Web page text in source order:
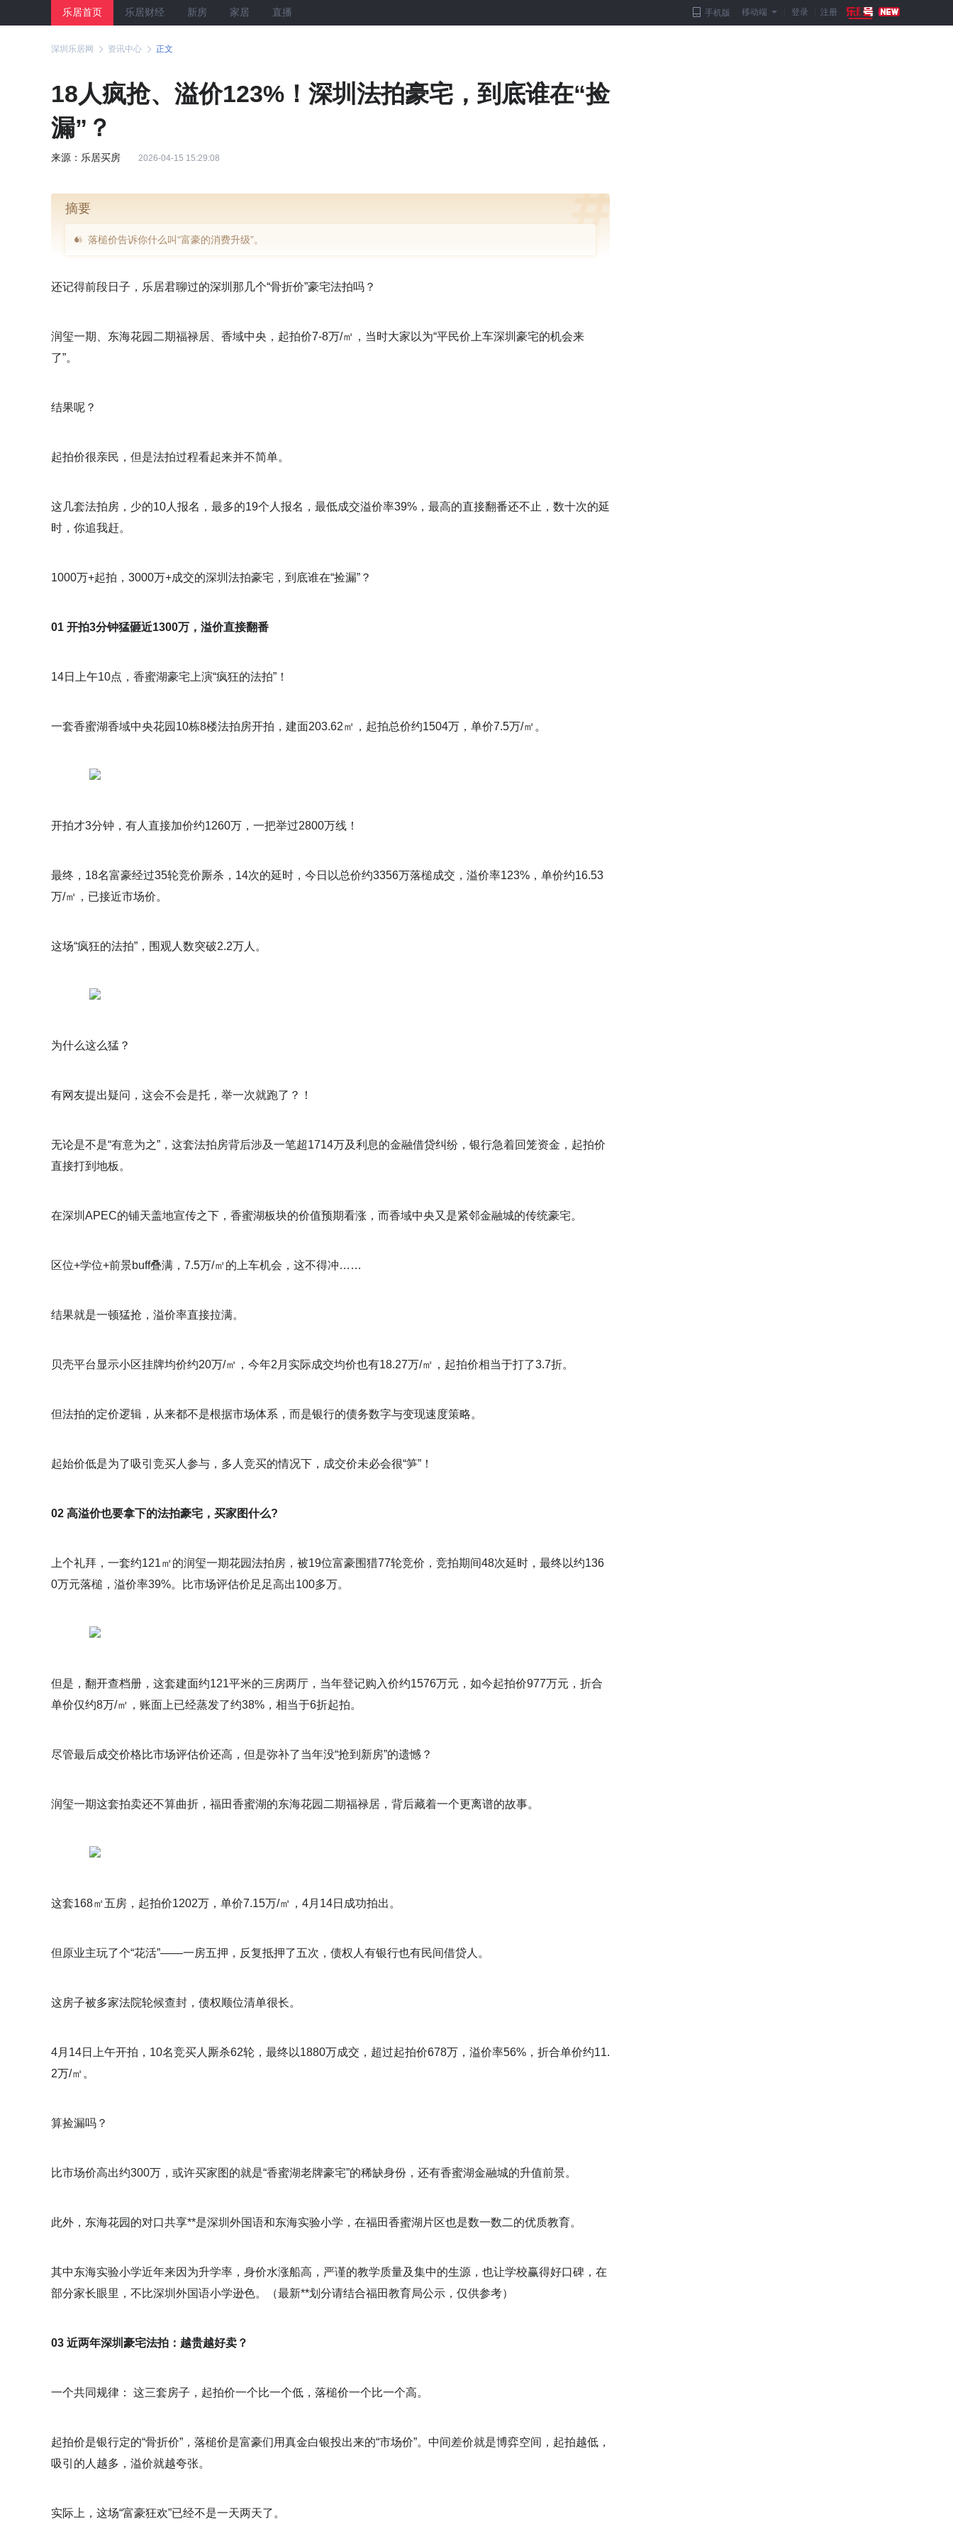
乐居首页 乐居财经 新房 家居 直播 手机版 移动端 登录 注册
深圳乐居网 资讯中心 正文
18人疯抢、溢价123%！深圳法拍豪宅，到底谁在“捡
漏”？
来源：乐居买房 2026-04-15 15:29:08
摘要
落槌价告诉你什么叫“富豪的消费升级”。
还记得前段日子，乐居君聊过的深圳那几个“骨折价”豪宅法拍吗？
润玺一期、东海花园二期福禄居、香域中央，起拍价7-8万/㎡，当时大家以为“平民价上车深圳豪宅的机会来
了”。
结果呢？
起拍价很亲民，但是法拍过程看起来并不简单。
这几套法拍房，少的10人报名，最多的19个人报名，最低成交溢价率39%，最高的直接翻番还不止，数十次的延
时，你追我赶。
1000万+起拍，3000万+成交的深圳法拍豪宅，到底谁在“捡漏”？
01 开拍3分钟猛砸近1300万，溢价直接翻番
14日上午10点，香蜜湖豪宅上演“疯狂的法拍”！
一套香蜜湖香域中央花园10栋8楼法拍房开拍，建面203.62㎡，起拍总价约1504万，单价7.5万/㎡。
开拍才3分钟，有人直接加价约1260万，一把举过2800万线！
最终，18名富豪经过35轮竞价厮杀，14次的延时，今日以总价约3356万落槌成交，溢价率123%，单价约16.53
万/㎡，已接近市场价。
这场“疯狂的法拍”，围观人数突破2.2万人。
为什么这么猛？
有网友提出疑问，这会不会是托，举一次就跑了？！
无论是不是“有意为之”，这套法拍房背后涉及一笔超1714万及利息的金融借贷纠纷，银行急着回笼资金，起拍价
直接打到地板。
在深圳APEC的铺天盖地宣传之下，香蜜湖板块的价值预期看涨，而香域中央又是紧邻金融城的传统豪宅。
区位+学位+前景buff叠满，7.5万/㎡的上车机会，这不得冲……
结果就是一顿猛抢，溢价率直接拉满。
贝壳平台显示小区挂牌均价约20万/㎡，今年2月实际成交均价也有18.27万/㎡，起拍价相当于打了3.7折。
但法拍的定价逻辑，从来都不是根据市场体系，而是银行的债务数字与变现速度策略。
起始价低是为了吸引竞买人参与，多人竞买的情况下，成交价未必会很“笋”！
02 高溢价也要拿下的法拍豪宅，买家图什么?
上个礼拜，一套约121㎡的润玺一期花园法拍房，被19位富豪围猎77轮竞价，竞拍期间48次延时，最终以约136
0万元落槌，溢价率39%。比市场评估价足足高出100多万。
但是，翻开查档册，这套建面约121平米的三房两厅，当年登记购入价约1576万元，如今起拍价977万元，折合
单价仅约8万/㎡，账面上已经蒸发了约38%，相当于6折起拍。
尽管最后成交价格比市场评估价还高，但是弥补了当年没“抢到新房”的遗憾？
润玺一期这套拍卖还不算曲折，福田香蜜湖的东海花园二期福禄居，背后藏着一个更离谱的故事。
这套168㎡五房，起拍价1202万，单价7.15万/㎡，4月14日成功拍出。
但原业主玩了个“花活”——一房五押，反复抵押了五次，债权人有银行也有民间借贷人。
这房子被多家法院轮候查封，债权顺位清单很长。
4月14日上午开拍，10名竞买人厮杀62轮，最终以1880万成交，超过起拍价678万，溢价率56%，折合单价约11.
2万/㎡。
算捡漏吗？
比市场价高出约300万，或许买家图的就是“香蜜湖老牌豪宅”的稀缺身份，还有香蜜湖金融城的升值前景。
此外，东海花园的对口共享**是深圳外国语和东海实验小学，在福田香蜜湖片区也是数一数二的优质教育。
其中东海实验小学近年来因为升学率，身价水涨船高，严谨的教学质量及集中的生源，也让学校赢得好口碑，在
部分家长眼里，不比深圳外国语小学逊色。（最新**划分请结合福田教育局公示，仅供参考）
03 近两年深圳豪宅法拍：越贵越好卖？
一个共同规律： 这三套房子，起拍价一个比一个低，落槌价一个比一个高。
起拍价是银行定的“骨折价”，落槌价是富豪们用真金白银投出来的“市场价”。中间差价就是博弈空间，起拍越低，
吸引的人越多，溢价就越夸张。
实际上，这场“富豪狂欢”已经不是一天两天了。